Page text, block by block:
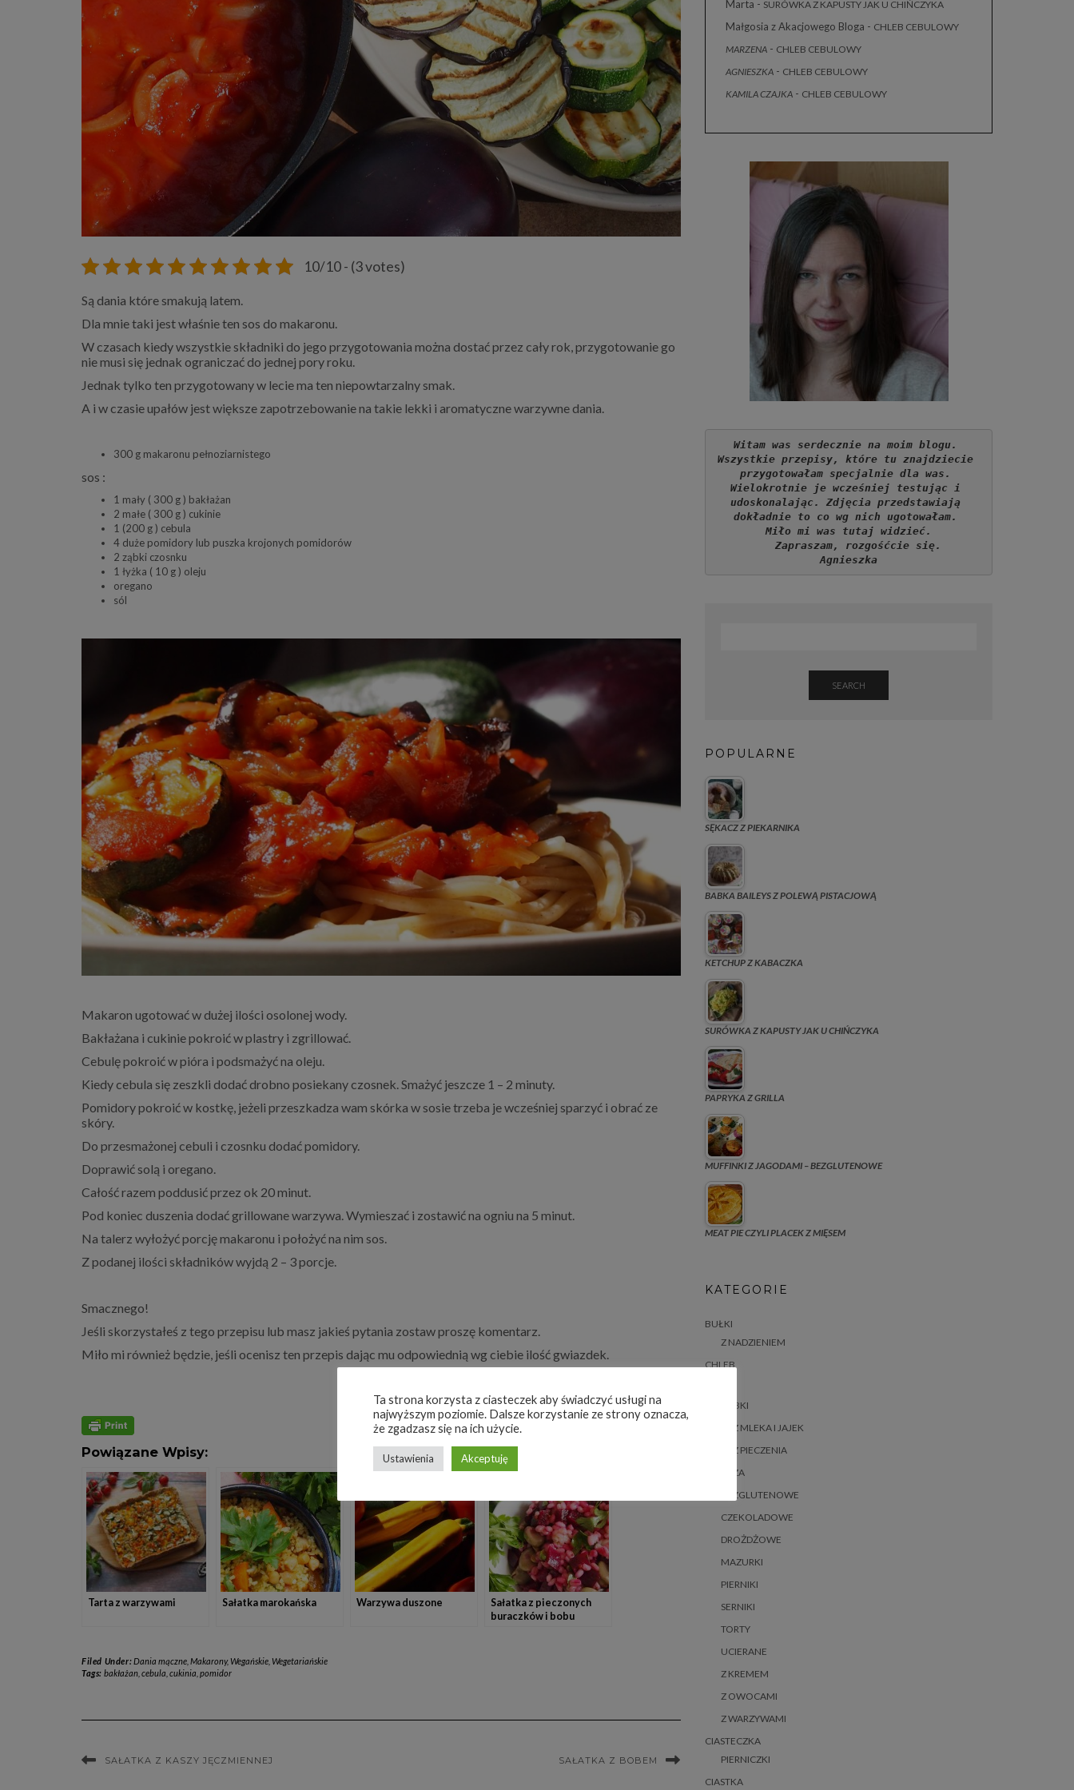
10/10 - (3 votes)
Są dania które smakują latem.
Dla mnie taki jest właśnie ten sos do makaronu.
W czasach kiedy wszystkie składniki do jego przygotowania można dostać przez cały rok, przygotowanie go
nie musi się jednak ograniczać do jednej pory roku.
Jednak tylko ten przygotowany w lecie ma ten niepowtarzalny smak.
A i w czasie upałów jest większe zapotrzebowanie na takie lekki i aromatyczne warzywne dania.
300 g makaronu pełnoziarnistego
sos :
1 mały ( 300 g ) bakłażan
2 małe ( 300 g ) cukinie
1 (200 g ) cebula
4 duże pomidory lub puszka krojonych pomidorów
2 ząbki czosnku
1 łyżka ( 10 g ) oleju
oregano
sól
Makaron ugotować w dużej ilości osolonej wody.
Bakłażana i cukinie pokroić w plastry i zgrillować.
Cebulę pokroić w pióra i podsmażyć na oleju.
Kiedy cebula się zeszkli dodać drobno posiekany czosnek. Smażyć jeszcze 1 – 2 minuty.
Pomidory pokroić w kostkę, jeżeli przeszkadza wam skórka w sosie trzeba je wcześniej sparzyć i obrać ze
skóry.
Do przesmażonej cebuli i czosnku dodać pomidory.
Doprawić solą i oregano.
Całość razem poddusić przez ok 20 minut.
Pod koniec duszenia dodać grillowane warzywa. Wymieszać i zostawić na ogniu na 5 minut.
Na talerz wyłożyć porcję makaronu i położyć na nim sos.
Z podanej ilości składników wyjdą 2 – 3 porcje.
Smacznego!
Jeśli skorzystałeś z tego przepisu lub masz jakieś pytania zostaw proszę komentarz.
Miło mi również będzie, jeśli ocenisz ten przepis dając mu odpowiednią wg ciebie ilość gwiazdek.
Powiązane Wpisy:
Tarta z warzywami Sałatka marokańska Warzywa duszone
Sałatka z pieczonych
buraczków i bobu
Filed Under:Dania mączne, Makarony,Wegańskie, Wegetariańskie
Tags: bakłażan, cebula cukinia pomidor
SAŁATKA Z KASZY JĘCZMIENNEJ SAŁATKA Z BOBEM
Marta - SURÓWKA Z KAPUSTY JAK U CHIŃCZYKA
Małgosia z Akacjowego Bloga - CHLEB CEBULOWY
MARZENA - CHLEB CEBULOWY
AGNIESZKA - CHLEB CEBULOWY
KAMILA CZAJKA - CHLEB CEBULOWY
Witam was serdecznie na moim blogu.
Wszystkie przepisy, które tu znajdziecie
przygotowałam specjalnie dla was.
Wielokrotnie je wcześniej testując i
udoskonalając. Zdjęcia przedstawiają
dokładnie to co wg nich ugotowałam.
Miło mi was tutaj widzieć.
   Zapraszam, rozgośćcie się.
Agnieszka
SEARCH
POPULARNE
SĘKACZ Z PIEKARNIKA
BABKA BAILEYS Z POLEWĄ PISTACJOWĄ
KETCHUP Z KABACZKA
SURÓWKA Z KAPUSTY JAK U CHIŃCZYKA
PAPRYKA Z GRILLA
MUFFINKI Z JAGODAMI – BEZGLUTENOWE
MEAT PIE CZYLI PLACEK Z MIĘSEM
KATEGORIE
BUŁKI
Z NADZIENIEM
CHLEB
BABKI
BEZ MLEKA I JAJEK
BEZ PIECZENIA
BEZA
BEZGLUTENOWE
CZEKOLADOWE
DROŻDŻOWE
MAZURKI
PIERNIKI
SERNIKI
TORTY
UCIERANE
Z KREMEM
Z OWOCAMI
Z WARZYWAMI
CIASTECZKA
PIERNICZKI
CIASTKA
Ta strona korzysta z ciasteczek aby świadczyć usługi na
najwyższym poziomie. Dalsze korzystanie ze strony oznacza,
że zgadzasz się na ich użycie.
Ustawienia Akceptuję